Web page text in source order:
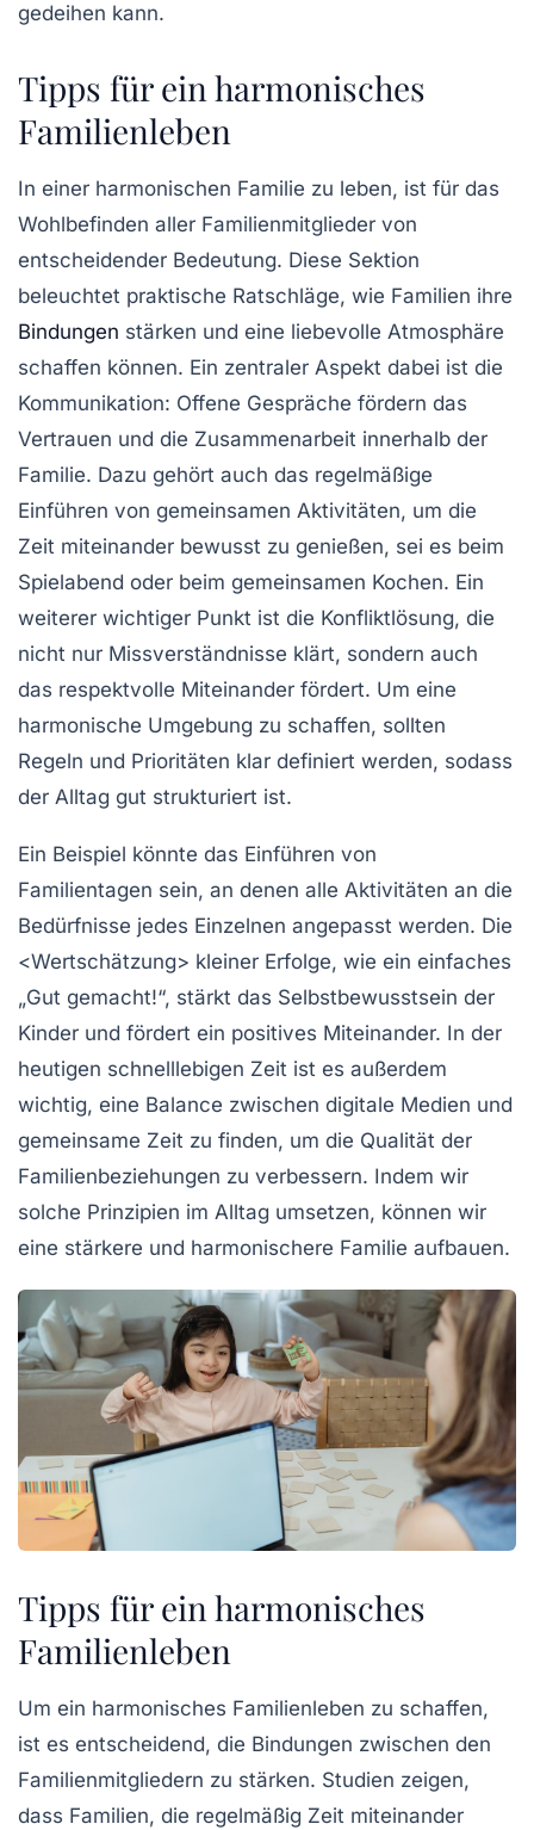
gedeihen kann.
Tipps für ein harmonisches
Familienleben
In einer harmonischen Familie zu leben, ist für das
Wohlbefinden aller Familienmitglieder von
entscheidender Bedeutung. Diese Sektion
beleuchtet praktische Ratschläge, wie Familien ihre
Bindungen stärken und eine liebevolle Atmosphäre
schaffen können. Ein zentraler Aspekt dabei ist die
Kommunikation: Offene Gespräche fördern das
Vertrauen und die Zusammenarbeit innerhalb der
Familie. Dazu gehört auch das regelmäßige
Einführen von gemeinsamen Aktivitäten, um die
Zeit miteinander bewusst zu genießen, sei es beim
Spielabend oder beim gemeinsamen Kochen. Ein
weiterer wichtiger Punkt ist die Konfliktlösung, die
nicht nur Missverständnisse klärt, sondern auch
das respektvolle Miteinander fördert. Um eine
harmonische Umgebung zu schaffen, sollten
Regeln und Prioritäten klar definiert werden, sodass
der Alltag gut strukturiert ist.
Ein Beispiel könnte das Einführen von
Familientagen sein, an denen alle Aktivitäten an die
Bedürfnisse jedes Einzelnen angepasst werden. Die
<Wertschätzung> kleiner Erfolge, wie ein einfaches
„Gut gemacht!“, stärkt das Selbstbewusstsein der
Kinder und fördert ein positives Miteinander. In der
heutigen schnelllebigen Zeit ist es außerdem
wichtig, eine Balance zwischen digitale Medien und
gemeinsame Zeit zu finden, um die Qualität der
Familienbeziehungen zu verbessern. Indem wir
solche Prinzipien im Alltag umsetzen, können wir
eine stärkere und harmonischere Familie aufbauen.
Tipps für ein harmonisches
Familienleben
Um ein harmonisches Familienleben zu schaffen,
ist es entscheidend, die Bindungen zwischen den
Familienmitgliedern zu stärken. Studien zeigen,
dass Familien, die regelmäßig Zeit miteinander